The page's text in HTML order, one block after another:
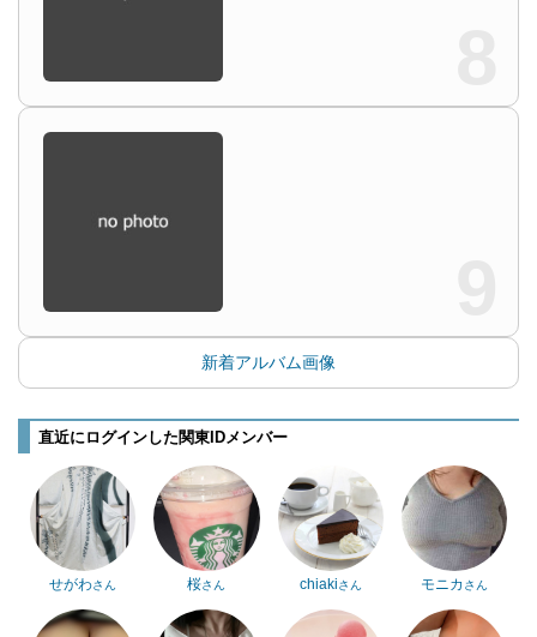
新着アルバム画像
直近にログインした関東IDメンバー
せがわさん 桜さん chiakiさん モニカ さん